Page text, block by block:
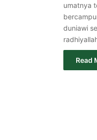
umatnya
duniawi
Read